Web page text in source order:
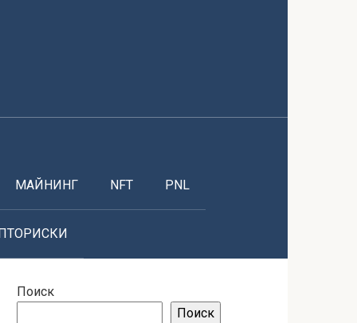
МАЙНИНГ NFT PNL
Поиск
Поиск